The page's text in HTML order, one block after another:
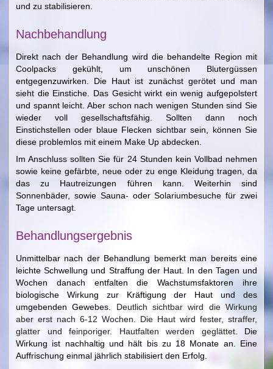
und zu stabilisieren.
Nachbehandlung
Direkt nach der Behandlung wird die behandelte Region mit
Coolpacks gekühlt, um unschönen Blutergüssen
entgegenzuwirken. Die Haut ist zunächst gerötet und man
sieht die Einstiche. Das Gesicht wirkt ein wenig aufgepolstert
und spannt leicht. Aber schon nach wenigen Stunden sind Sie
wieder voll gesellschaftsfähig. Sollten dann noch
Einstichstellen oder blaue Flecken sichtbar sein, können Sie
diese problemlos mit einem Make Up abdecken.
Im Anschluss sollten Sie für 24 Stunden kein Vollbad nehmen
sowie keine gefärbte, neue oder zu enge Kleidung tragen, da
das zu Hautreizungen führen kann. Weiterhin sind
Sonnenbäder, sowie Sauna- oder Solariumbesuche für zwei
Tage untersagt.
Behandlungsergebnis
Unmittelbar nach der Behandlung bemerkt man bereits eine
leichte Schwellung und Straffung der Haut. In den Tagen und
Wochen danach entfalten die Wachstumsfaktoren ihre
biologische Wirkung zur Kräftigung der Haut und des
umgebenden Gewebes. Deutlich sichtbar wird die Wirkung
aber erst nach 6-12 Wochen. Die Haut wird fester, straffer,
glatter und feinporiger. Hautfalten werden geglättet.
Die
Wirkung ist nachhaltig und hält bis zu 18 Monate an. Eine
Auffrischung einmal jährlich stabilisiert den Erfolg.